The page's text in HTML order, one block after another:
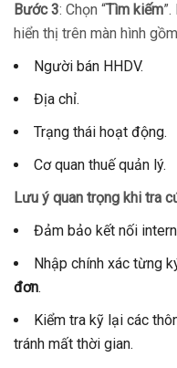
Bước 3: Chọn “Tìm kiếm
hiển thị trên màn hình
Người bán HHDV.
Địa chỉ.
Trạng thái hoạt động.
Cơ quan thuế quản lý.
Lưu ý quan trọng khi tra
Đảm bảo kết nối
Nhập chính xác từng
đơn.
Kiểm tra kỹ lại các
tránh mất thời gian.